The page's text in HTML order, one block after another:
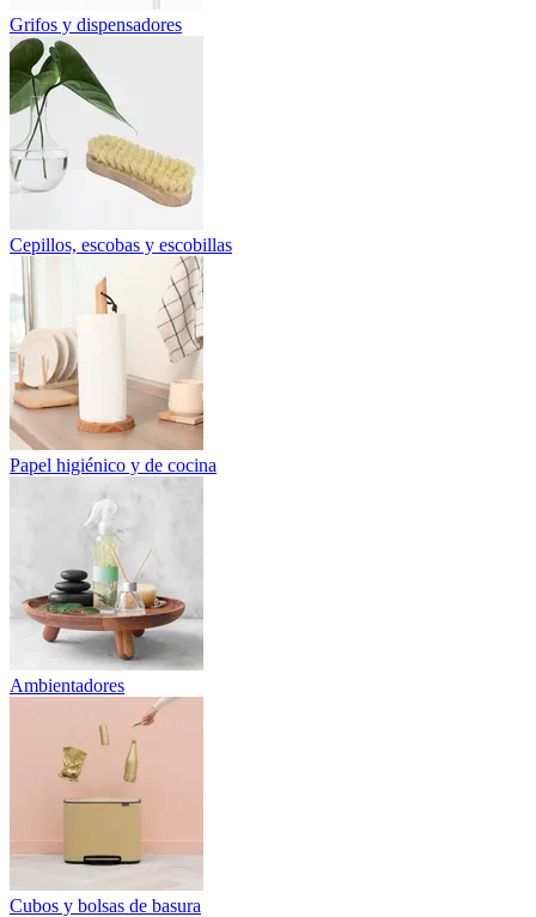
Grifos y dispensadores
Cepillos, escobas y escobillas
Papel higiénico y de cocina
Ambientadores
Cubos y bolsas de basura